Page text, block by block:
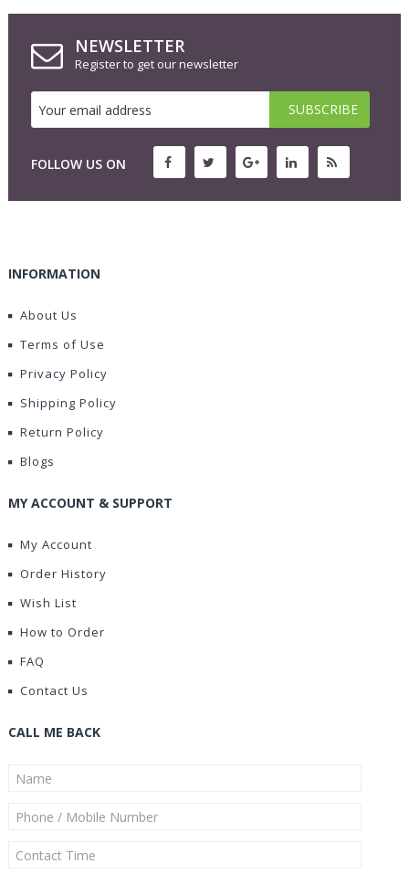
NEWSLETTER
Register to get our newsletter
FOLLOW US ON
INFORMATION
About Us
Terms of Use
Privacy Policy
Shipping Policy
Return Policy
Blogs
MY ACCOUNT & SUPPORT
My Account
Order History
Wish List
How to Order
FAQ
Contact Us
CALL ME BACK